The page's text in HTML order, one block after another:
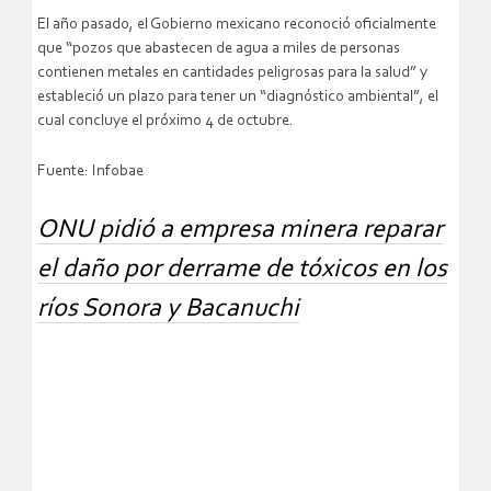
El año pasado, el Gobierno mexicano reconoció oficialmente
que “pozos que abastecen de agua a miles de personas
contienen metales en cantidades peligrosas para la salud” y
estableció un plazo para tener un “diagnóstico ambiental”, el
cual concluye el próximo 4 de octubre.
Fuente: Infobae
ONU pidió a empresa minera reparar
el daño por derrame de tóxicos en los
ríos Sonora y Bacanuchi